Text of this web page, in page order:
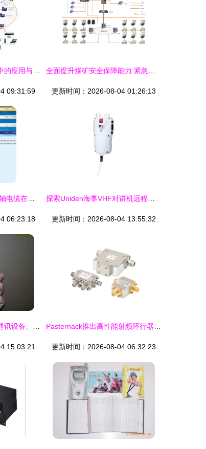
09:31:59 更新时间：2026-08-04 01:26:13
06:23:18 更新时间：2026-08-04 13:55:32
15:03:21 更新时间：2026-08-04 06:32:23